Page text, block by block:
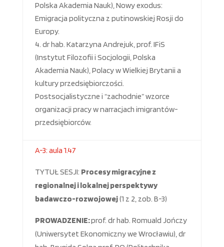
Polska Akademia Nauk), Nowy exodus:
Emigracja polityczna z putinowskiej Rosji do
Europy.
dr hab. Katarzyna Andrejuk, prof. IFiS
(Instytut Filozofii i Socjologii, Polska
Akademia Nauk), Polacy w Wielkiej Brytanii a
kultury przedsiębiorczości.
Postsocjalistyczne i “zachodnie” wzorce
organizacji pracy w narracjach imigrantów-
przedsiębiorców.
A-3: aula 1.47
TYTUŁ SESJI: Procesy migracyjne z
regionalnej i lokalnej perspektywy
badawczo-rozwojowej(1 z 2, zob. B-3)
PROWADZENIE:prof. dr hab. Romuald Jończy
(Uniwersytet Ekonomiczny we Wrocławiu), dr